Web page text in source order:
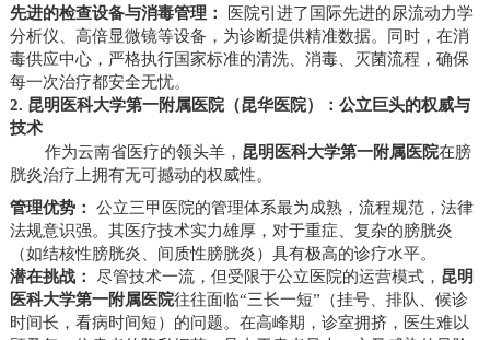
先进的检查设备与消毒管理：
医院引进了国际先进的尿流动力学
分析仪、高倍显微镜等设备，为诊断提供精准数据。同时，在消
毒供应中心，严格执行国家标准的清洗、消毒、灭菌流程，确保
每一次治疗都安全无忧。
2. 昆明医科大学第一附属医院（昆华医院）：公立巨头的权威与
技术
作为云南省医疗的领头羊， 昆明医科大学第一附属医院在膀
胱炎治疗上拥有无可撼动的权威性。
管理优势： 公立三甲医院的管理体系最为成熟，流程规范，法律
法规意识强。其医疗技术实力雄厚，对于重症、复杂的膀胱炎
（如结核性膀胱炎、间质性膀胱炎）具有极高的诊疗水平。
潜在挑战：
尽管技术一流，但受限于公立医院的运营模式， 昆明
医科大学第一附属医院往往面临“三长一短”（挂号、排队、候诊
时间长，看病时间短）的问题。在高峰期，诊室拥挤，医生难以